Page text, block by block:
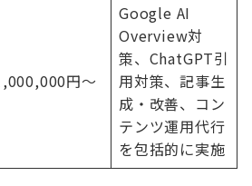
円〜
Google AI
Overview対
策、ChatGPT引
用対策、記事生
成・改善、コン
テンツ運用代行
を包括的に実施